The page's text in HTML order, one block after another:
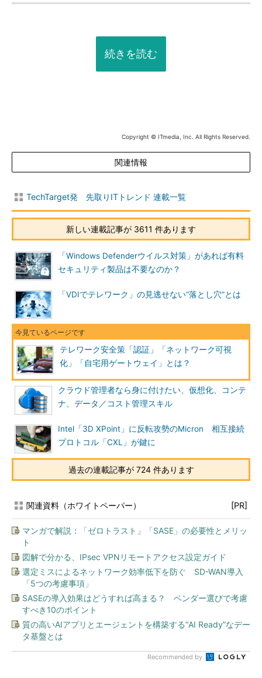
続きを読む
Copyright © ITmedia, Inc. All Rights Reserved.
関連情報
TechTarget発 先取りITトレンド 連載一覧
新しい連載記事が 3611 件あります
「Windows Defenderウイルス対策」があれば有料
セキュリティ製品は不要なのか？
「VDIでテレワーク」の見逃せない“落とし穴”とは
テレワーク安全策「認証」「ネットワーク可視
化」「自宅用ゲートウェイ」とは？
クラウド管理者なら身に付けたい、仮想化、コンテ
ナ、データ／コスト管理スキル
Intel「3D XPoint」に反転攻勢のMicron 相互接続
プロトコル「CXL」が鍵に
過去の連載記事が 724 件あります
関連資料（ホワイトペーパー） [PR]
マンガで解説：「ゼロトラスト」「SASE」の必要性とメリッ
ト
図解で分かる、IPsec VPNリモートアクセス設定ガイド
選定ミスによるネットワーク効率低下を防ぐ SD-WAN導入
「5つの考慮事項」
SASEの導入効果はどうすれば高まる？ ベンダー選びで考慮
すべき10のポイント
質の高いAIアプリとエージェントを構築する“AI Ready”なデー
タ基盤とは
Recommended by